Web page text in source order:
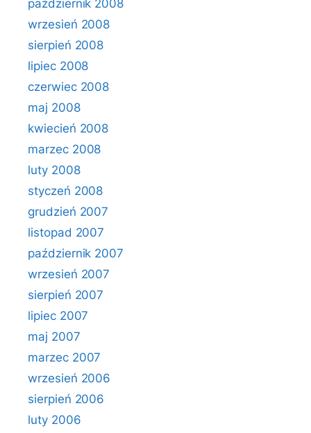
październik 2008
wrzesień 2008
sierpień 2008
lipiec 2008
czerwiec 2008
maj 2008
kwiecień 2008
marzec 2008
luty 2008
styczeń 2008
grudzień 2007
listopad 2007
październik 2007
wrzesień 2007
sierpień 2007
lipiec 2007
maj 2007
marzec 2007
wrzesień 2006
sierpień 2006
luty 2006